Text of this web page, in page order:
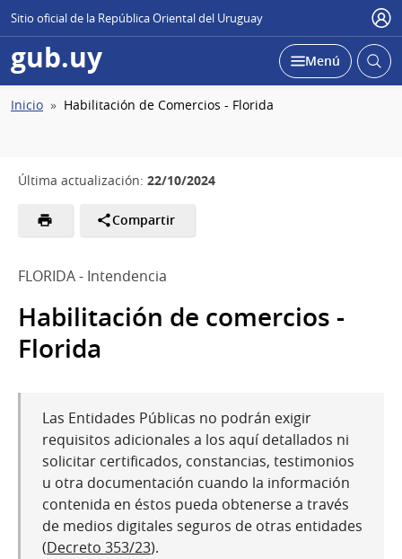
Sitio oficial de la República Oriental del Uruguay
gub.uy Desplegar
Menú Abrir
Ruta
Inicio Habilitación de Comercios - Florida
Última actualización: 22/10/2024
Compartir
FLORIDA - Intendencia
Habilitación de comercios -
Florida
Las Entidades Públicas no podrán exigir
requisitos adicionales a los aquí detallados ni
solicitar certificados, constancias, testimonios
u otra documentación cuando la información
contenida en éstos pueda obtenerse a través
de medios digitales seguros de otras entidades
(Decreto 353/23).